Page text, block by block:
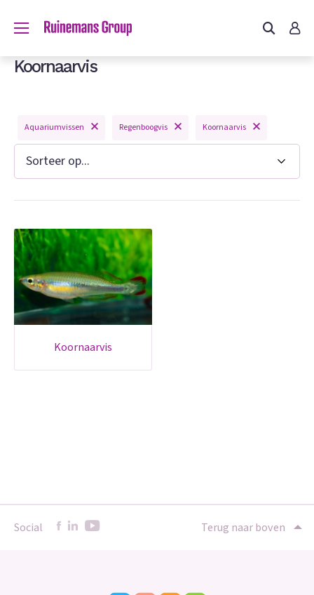
Koornaarvis
Aquariumvissen Regenboogvis Koornaarvis
koornaarvis
Social Terug naar boven